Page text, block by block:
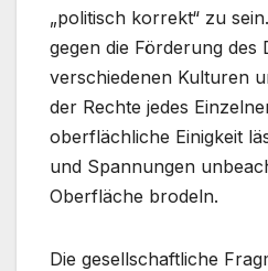
„politisch korrekt“ zu
gegen die Förderung des
verschiedenen Kulturen
der Rechte jedes
oberflächliche Einigkeit
und Spannungen
Oberfläche brodeln.
Die gesellschaftliche